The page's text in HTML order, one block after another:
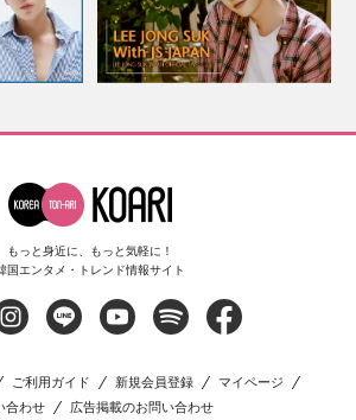
もっと身近に、もっと気軽に！
国エンタメ・トレンド情報サイト
ご利用ガイド 新規会員登録
マイページ
合わせ
広告掲載のお問い合わせ